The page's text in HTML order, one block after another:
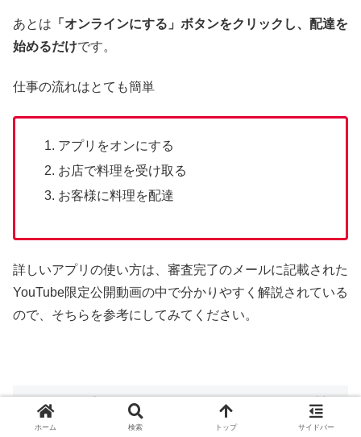
あとは 「オンラインにする」ボタンをクリックし、配達を
始めるだけです。
仕事の流れはとても簡単
アプリをオンにする
お店で料理を受け取る
お客様に料理を配達
詳しいアプリの使い方は、審査完了のメールに記載された
YouTube限定公開動画の中で分かりやすく解説されている
ので、そちらを参考にしてみてください。
menu配達クルー登録に関するよくある質
問
ホーム 検索 トップ サイドバー